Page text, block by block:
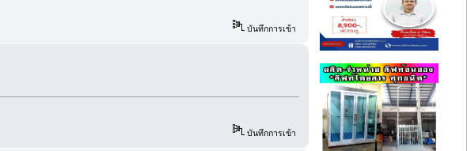
บันทึกการเข้า
บันทึกการเข้า